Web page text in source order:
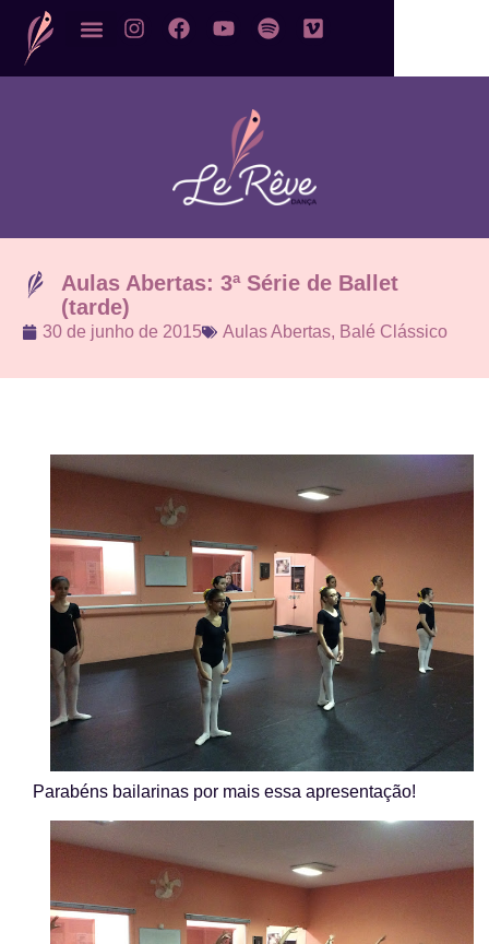
Aulas Abertas: 3ª Série de Ballet
(tarde)
30 de junho de 2015 Aulas Abertas, Balé Clássico
Parabéns bailarinas por mais essa apresentação!